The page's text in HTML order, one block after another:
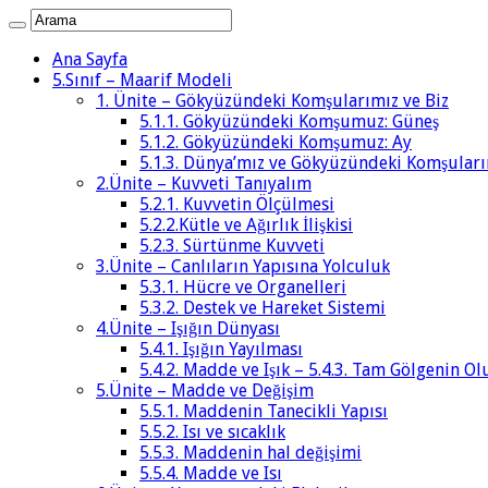
Ana Sayfa
5.Sınıf – Maarif Modeli
1. Ünite – Gökyüzündeki Komşularımız ve Biz
5.1.1. Gökyüzündeki Komşumuz: Güneş
5.1.2. Gökyüzündeki Komşumuz: Ay
5.1.3. Dünya’mız ve Gökyüzündeki
2.Ünite – Kuvveti Tanıyalım
5.2.1. Kuvvetin Ölçülmesi
5.2.2.Kütle ve Ağırlık İlişkisi
5.2.3. Sürtünme Kuvveti
3.Ünite – Canlıların Yapısına Yolculuk
5.3.1. Hücre ve Organelleri
5.3.2. Destek ve Hareket Sistemi
4.Ünite – Işığın Dünyası
5.4.1. Işığın Yayılması
5.4.2. Madde ve Işık – 5.4.3. Tam Gölgenin
5.Ünite – Madde ve Değişim
5.5.1. Maddenin Tanecikli Yapısı
5.5.2. Isı ve sıcaklık
5.5.3. Maddenin hal değişimi
5.5.4. Madde ve Isı